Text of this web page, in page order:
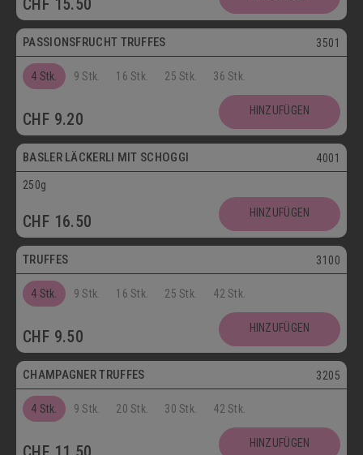
CHF 15.50
Postversand
PASSIONSFRUCHT TRUFFES 3501
4 Stk. 9 Stk. 16 Stk. 25 Stk. 36 Stk.
CHF 9.20 HINZUFÜGEN
Vegetarisch
BASLER LÄCKERLI MIT SCHOGGI 4001
250g
CHF 16.50 HINZUFÜGEN
Vegetarisch
TRUFFES 3100
4 Stk. 9 Stk. 16 Stk. 25 Stk. 42 Stk.
CHF 9.50 HINZUFÜGEN
Postversand
CHAMPAGNER TRUFFES 3205
4 Stk. 9 Stk. 20 Stk. 30 Stk. 42 Stk.
HINZUFÜGEN